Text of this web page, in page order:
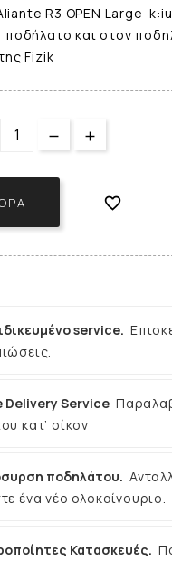
R3 OPEN Large
και στον
Fizik

service.
Delivery Service
κατ’ οίκον
ποδηλάτου.
ένα νέο ολοκαίνουριο.
Κατασκευές.